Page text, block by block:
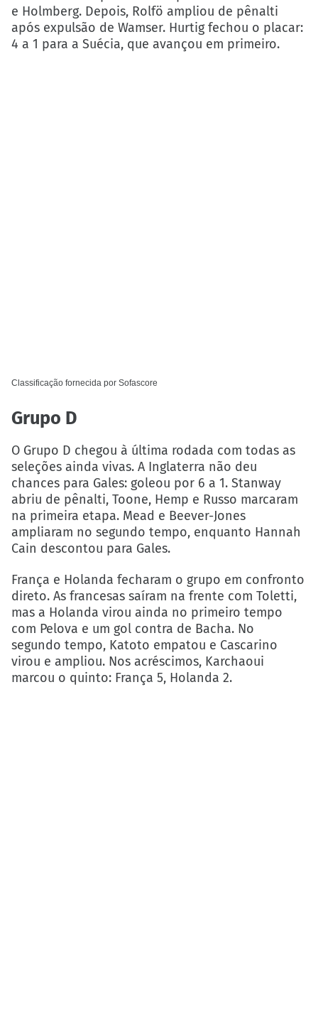
e Holmberg. Depois, Rolfö ampliou de pênalti
após expulsão de Wamser. Hurtig fechou o placar:
4 a 1 para a Suécia, que avançou em primeiro.
Classificação fornecida por Sofascore
Grupo D
O Grupo D chegou à última rodada com todas as
seleções ainda vivas. A Inglaterra não deu
chances para Gales: goleou por 6 a 1. Stanway
abriu de pênalti, Toone, Hemp e Russo marcaram
na primeira etapa. Mead e Beever-Jones
ampliaram no segundo tempo, enquanto Hannah
Cain descontou para Gales.
França e Holanda fecharam o grupo em confronto
direto. As francesas saíram na frente com Toletti,
mas a Holanda virou ainda no primeiro tempo
com Pelova e um gol contra de Bacha. No
segundo tempo, Katoto empatou e Cascarino
virou e ampliou. Nos acréscimos, Karchaoui
marcou o quinto: França 5, Holanda 2.